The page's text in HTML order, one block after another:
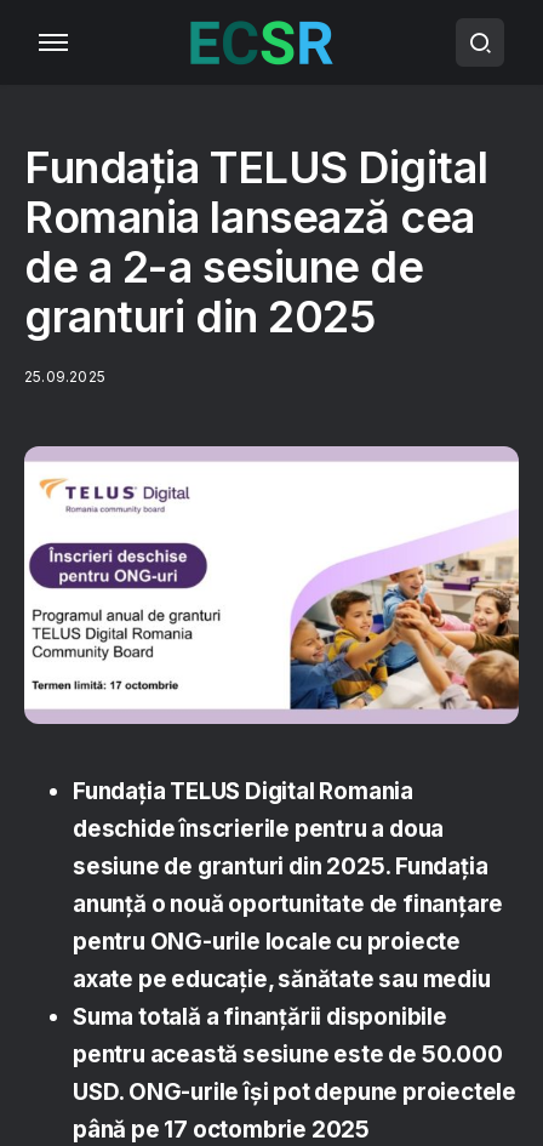
Fundația TELUS Digital
Romania lansează cea
de a 2-a sesiune de
granturi din 2025
25.09.2025
Fundația TELUS Digital Romania
deschide înscrierile pentru a doua
sesiune de granturi din 2025. Fundația
anunță o nouă oportunitate de finanțare
pentru ONG-urile locale cu proiecte
axate pe educație, sănătate sau mediu
Suma totală a finanțării disponibile
pentru această sesiune este de 50.000
USD. ONG-urile își pot depune proiectele
până pe 17 octombrie 2025